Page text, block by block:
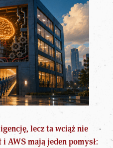
lecz ta wciąż nie
AWS mają jeden pomysł: